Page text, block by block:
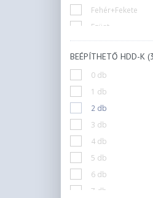
Fehér+Fekete
Ezüst
Arany
Piros
Szürke
Kék
Bézs
Menta
BEÉPÍTHETŐ HDD-K
0 db
1 db
2 db
3 db
4 db
5 db
6 db
7 db